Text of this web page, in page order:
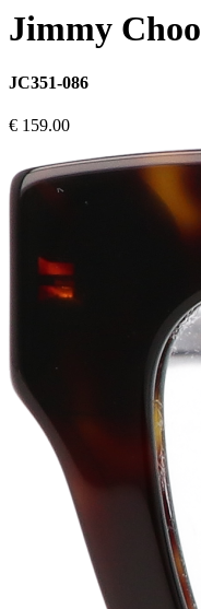
Jimmy Choo
JC351-086
€ 159.00